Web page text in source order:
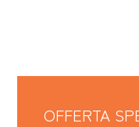
OFFERTA